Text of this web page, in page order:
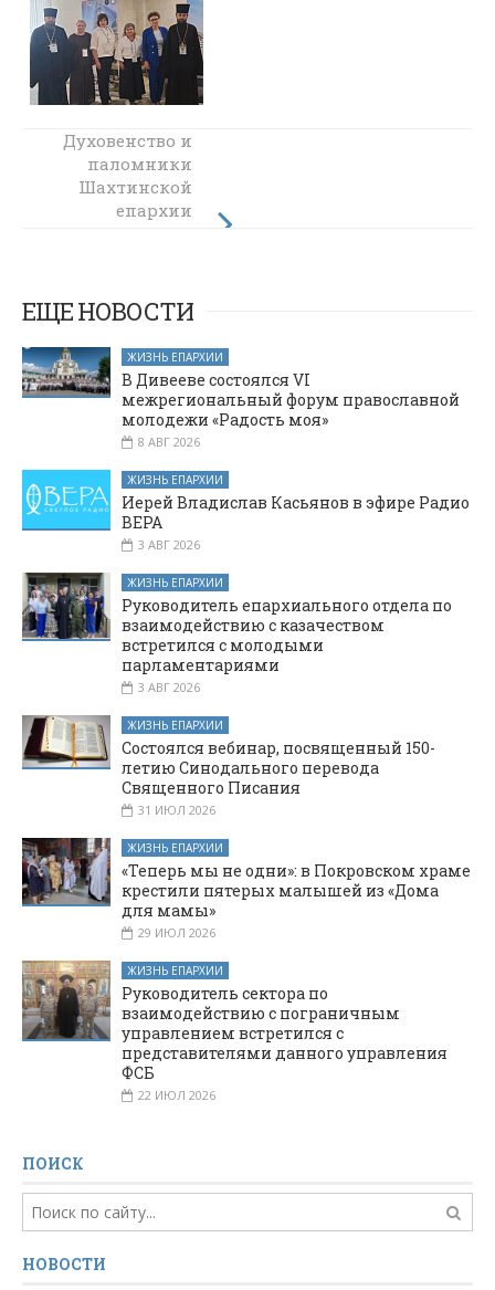
Работа
экспертной
комиссии
конкурса "За
Духовенство и
паломники
Шахтинской
епархии
хутора Елань
ЕЩЕ НОВОСТИ
ЖИЗНЬ ЕПАРХИИ
В Дивееве состоялся VI
межрегиональный форум православной
молодежи «Радость моя»
8 АВГ 2026
ЖИЗНЬ ЕПАРХИИ
Иерей Владислав Касьянов в эфире Радио
ВЕРА
3 АВГ 2026
ЖИЗНЬ ЕПАРХИИ
Руководитель епархиального отдела по
взаимодействию с казачеством
встретился с молодыми
парламентариями
3 АВГ 2026
ЖИЗНЬ ЕПАРХИИ
Состоялся вебинар, посвященный 150-
летию Синодального перевода
Священного Писания
31 ИЮЛ 2026
ЖИЗНЬ ЕПАРХИИ
«Теперь мы не одни»: в Покровском храме
крестили пятерых малышей из «Дома
для мамы»
29 ИЮЛ 2026
ЖИЗНЬ ЕПАРХИИ
Руководитель сектора по
взаимодействию с пограничным
управлением встретился с
представителями данного управления
ФСБ
22 ИЮЛ 2026
ПОИСК
НОВОСТИ